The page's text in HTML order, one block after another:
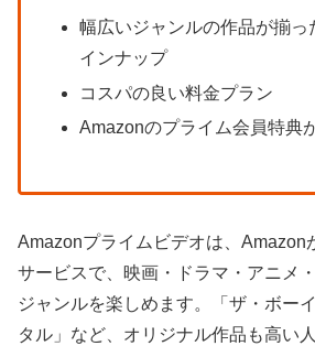
幅広いジャンルの作品が揃っ
インナップ
コスパの良い料金プラン
Amazonのプライム会員特典
Amazonプライムビデオは、Amazon
サービスで、映画・ドラマ・アニメ
ジャンルを楽しめます。「ザ・ボー
タル」など、オリジナル作品も高い